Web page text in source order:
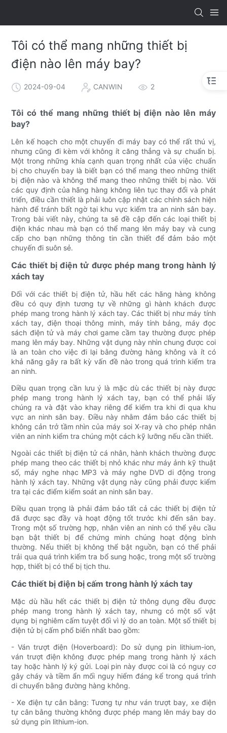
Tôi có thể mang những thiết bị
điện nào lên máy bay?
2024-09-04 CANWIN 2
Tôi có thể mang những thiết bị điện nào lên máy
bay?
Lên kế hoạch cho một chuyến đi máy bay có thể rất thú vị,
nhưng cũng đi kèm với không ít căng thẳng và sự chuẩn bị.
Một trong những khía cạnh quan trọng nhất của việc chuẩn
bị cho chuyến bay là biết bạn có thể mang theo những thiết
bị điện nào và không thể mang theo những thiết bị nào. Với
các quy định của hãng hàng không liên tục thay đổi và phát
triển, điều cần thiết là phải luôn cập nhật các chính sách hiện
hành để tránh bất ngờ tại khu vực kiểm tra an ninh sân bay.
Trong bài viết này, chúng ta sẽ đề cập đến các loại thiết bị
điện khác nhau mà bạn có thể mang lên máy bay và cung
cấp cho bạn những thông tin cần thiết để đảm bảo một
chuyến đi suôn sẻ.
Các thiết bị điện tử được phép mang trong hành lý
xách tay
Đối với các thiết bị điện tử, hầu hết các hãng hàng không
đều có quy định tương tự về những gì hành khách được
phép mang trong hành lý xách tay. Các thiết bị như máy tính
xách tay, điện thoại thông minh, máy tính bảng, máy đọc
sách điện tử và máy chơi game cầm tay thường được phép
mang lên máy bay. Những vật dụng này nhìn chung được coi
là an toàn cho việc đi lại bằng đường hàng không và ít có
khả năng gây ra bất kỳ vấn đề nào trong quá trình kiểm tra
an ninh.
Điều quan trọng cần lưu ý là mặc dù các thiết bị này được
phép mang trong hành lý xách tay, bạn có thể phải lấy
chúng ra và đặt vào khay riêng để kiểm tra khi đi qua khu
vực an ninh sân bay. Điều này nhằm đảm bảo các thiết bị
không cản trở tầm nhìn của máy soi X-ray và cho phép nhân
viên an ninh kiểm tra chúng một cách kỹ lưỡng nếu cần thiết.
Ngoài các thiết bị điện tử cá nhân, hành khách thường được
phép mang theo các thiết bị nhỏ khác như máy ảnh kỹ thuật
số, máy nghe nhạc MP3 và máy nghe DVD di động trong
hành lý xách tay. Những vật dụng này cũng phải được kiểm
tra tại các điểm kiểm soát an ninh sân bay.
Điều quan trọng là phải đảm bảo tất cả các thiết bị điện tử
đã được sạc đầy và hoạt động tốt trước khi đến sân bay.
Trong một số trường hợp, nhân viên an ninh có thể yêu cầu
bạn bật thiết bị để chứng minh chúng hoạt động bình
thường. Nếu thiết bị không thể bật nguồn, bạn có thể phải
trải qua quá trình kiểm tra bổ sung hoặc, trong một số trường
hợp, thiết bị có thể bị tịch thu.
Các thiết bị điện bị cấm trong hành lý xách tay
Mặc dù hầu hết các thiết bị điện tử thông dụng đều được
phép mang trong hành lý xách tay, nhưng có một số vật
dụng bị nghiêm cấm tuyệt đối vì lý do an toàn. Một số thiết bị
điện tử bị cấm phổ biến nhất bao gồm:
- Ván trượt điện (Hoverboard): Do sử dụng pin lithium-ion,
ván trượt điện không được phép mang trong hành lý xách
tay hoặc hành lý ký gửi. Loại pin này được coi là có nguy cơ
gây cháy và tiềm ẩn mối nguy hiểm đáng kể trong quá trình
di chuyển bằng đường hàng không.
- Xe điện tự cân bằng: Tương tự như ván trượt bay, xe điện
tự cân bằng thường không được phép mang lên máy bay do
sử dụng pin lithium-ion.